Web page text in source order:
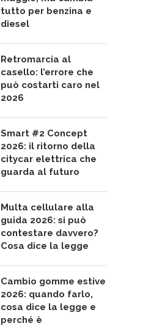
tutto per benzina e
diesel
Retromarcia al
casello: l’errore che
può costarti caro nel
2026
Smart #2 Concept
2026: il ritorno della
citycar elettrica che
guarda al futuro
Multa cellulare alla
guida 2026: si può
contestare davvero?
Cosa dice la legge
Cambio gomme estive
2026: quando farlo,
cosa dice la legge e
perché è